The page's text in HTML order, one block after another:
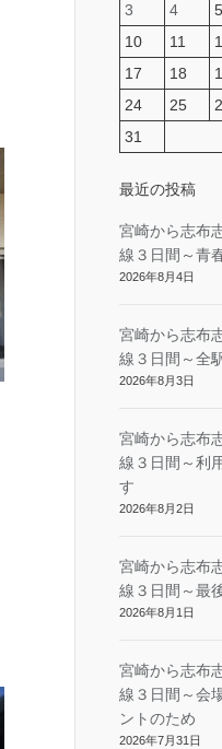
3
4 5
10
11
17
18
24
25
31
最近の投稿
宮崎から志布
線３日間～青
2026年8月4日
宮崎から志布
線３日間～全
2026年8月3日
宮崎から志布
線３日間～利
す
2026年8月2日
宮崎から志布
線３日間～最
2026年8月1日
宮崎から志布
線３日間～会
ントのため
2026年7月31日